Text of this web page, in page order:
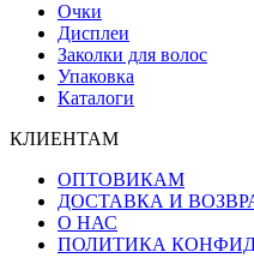
Очки
Дисплеи
Заколки для волос
Упаковка
Каталоги
КЛИЕНТАМ
ОПТОВИКАМ
ДОСТАВКА И
О НАС
ПОЛИТИКА